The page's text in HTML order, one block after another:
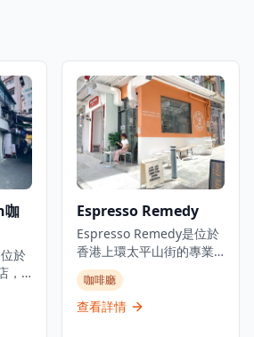
咖
於
，
Espresso Remedy
Espresso Remedy是位於
香港上環太平山街的專業
咖啡店，是體驗精品咖啡
文化的理想去處。這家咖
啡店提供單一產地意式濃
咖啡廳
查看詳情